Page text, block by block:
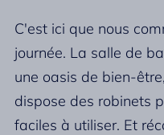
C'est ici que nous
journée. La salle de
une oasis de bien-
dispose des robinets
faciles à utiliser. Et